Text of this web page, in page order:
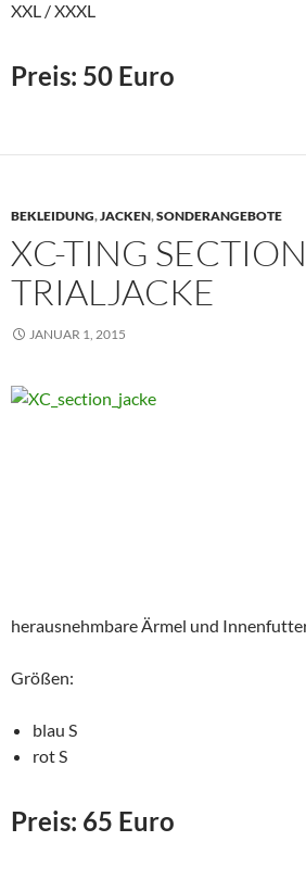
XXL / XXXL
Preis: 50 Euro
BEKLEIDUNG,JACKEN,SONDERANGEBOTE
XC-TING SECTION
TRIALJACKE
JANUAR 1, 2015
herausnehmbare Ärmel und
Größen:
blau S
rot S
Preis: 65 Euro